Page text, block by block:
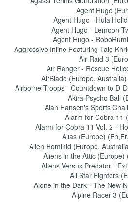
Agent Hugo
Agent Hugo - Hula
Agent Hugo - Lemoon
Agent Hugo -
Aggressive Inline Featuring Taig
Air Raid 3
Air Ranger - Rescue
AirBlade (Europe,
Airborne Troops - Countdown to D-
Akira Psycho Ball
Alan Hansen's Sports
Alarm for Cobra 11
Alarm for Cobra 11 Vol. 2 -
Alias (Europe)
Alien Hominid (Europe,
Aliens in the Attic (Europe)
Aliens Versus Predator -
All Star Fighters
Alone in the Dark - The New
Alpine Racer 3